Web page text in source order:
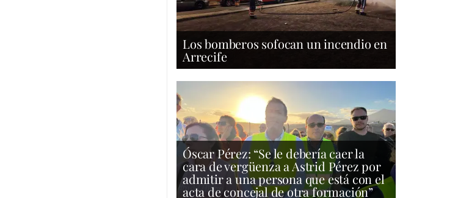
Los bomberos sofocan un incendio en
Arrecife
Óscar Pérez: “Se le debería caer la
cara de vergüenza a Astrid Pérez por
admitir a una persona que está con el
acta de concejal de otra formación”